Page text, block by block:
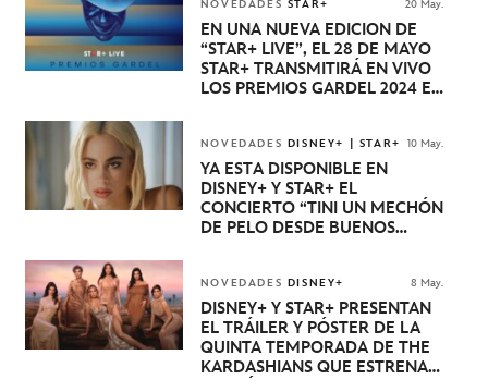
NOVEDADES STAR+ 20 May.
EN UNA NUEVA EDICIÓN DE
“STAR+ LIVE”, EL 28 DE MAYO
STAR+ TRANSMITIRÁ EN VIVO
LOS PREMIOS GARDEL 2024 EN
MOVISTAR ARENA DE BUENOS
AIRES
NOVEDADES DISNEY+ | STAR+ 10 May.
YA ESTÁ DISPONIBLE EN
DISNEY+ Y STAR+ EL
CONCIERTO “TINI UN MECHÓN
DE PELO DESDE BUENOS
NOVEDADES DISNEY+ 8 May.
DISNEY+ Y STAR+ PRESENTAN
EL TRÁILER Y PÓSTER DE LA
QUINTA TEMPORADA DE THE
KARDASHIANS QUE ESTRENA